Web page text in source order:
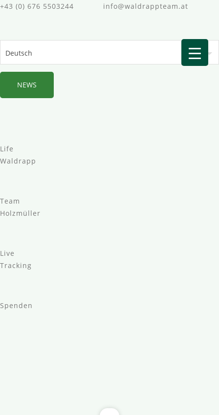
+43 (0) 676 5503244 info@waldrappteam.at
auswählen
NEWS
Life
Waldrapp
Team
Holzmüller
Live
Tracking
Spenden